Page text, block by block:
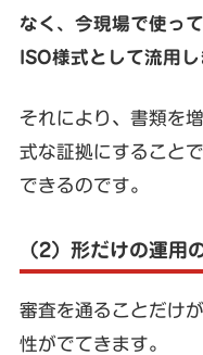
なく、今現場で使っ
ISO様式として流用し
それにより、書類を
式な証拠にすること
できるのです。
（2）形だけの運用
審査を通ることだけ
性がでてきます。